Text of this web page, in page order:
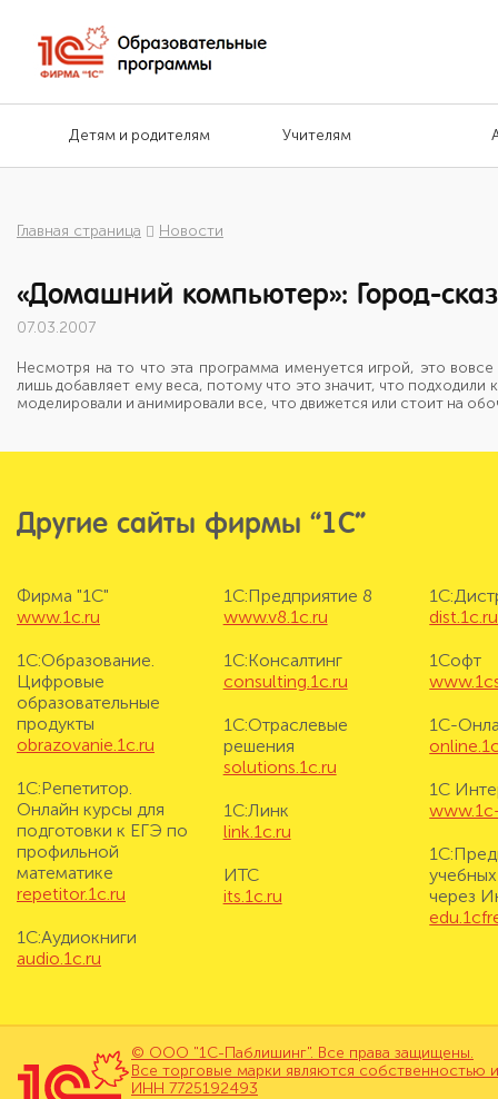
Детям и родителям Учителям
Главная страница Новости
«Домашний компьютер»: Город-
07.03.2007
Несмотря на то что эта программа именуется игрой, это
лишь добавляет ему веса, потому что это значит, что подходили
моделировали и анимировали все, что движется или стоит на
Другие сайты фирмы “1С”
Фирма "1С"
www.1c.ru
1С:Образование.
Цифровые
образовательные
продукты
obrazovanie.1c.ru
1С:Репетитор.
Онлайн курсы для
подготовки к ЕГЭ по
профильной
математике
repetitor.1c.ru
1С:Аудиокниги
audio.1c.ru
1С:Предприятие 8
www.v8.1c.ru
1С:Консалтинг
consulting.1c.ru
1С:Отраслевые
решения
solutions.1c.ru
1С:Линк
link.1c.ru
ИТС
its.1c.ru
dist.1c.ru
1Софт
1С-
1С
через
© ООО "1С-Паблишинг". Все права защищены.
Все торговые марки являются собственностью
ИНН 7725192493